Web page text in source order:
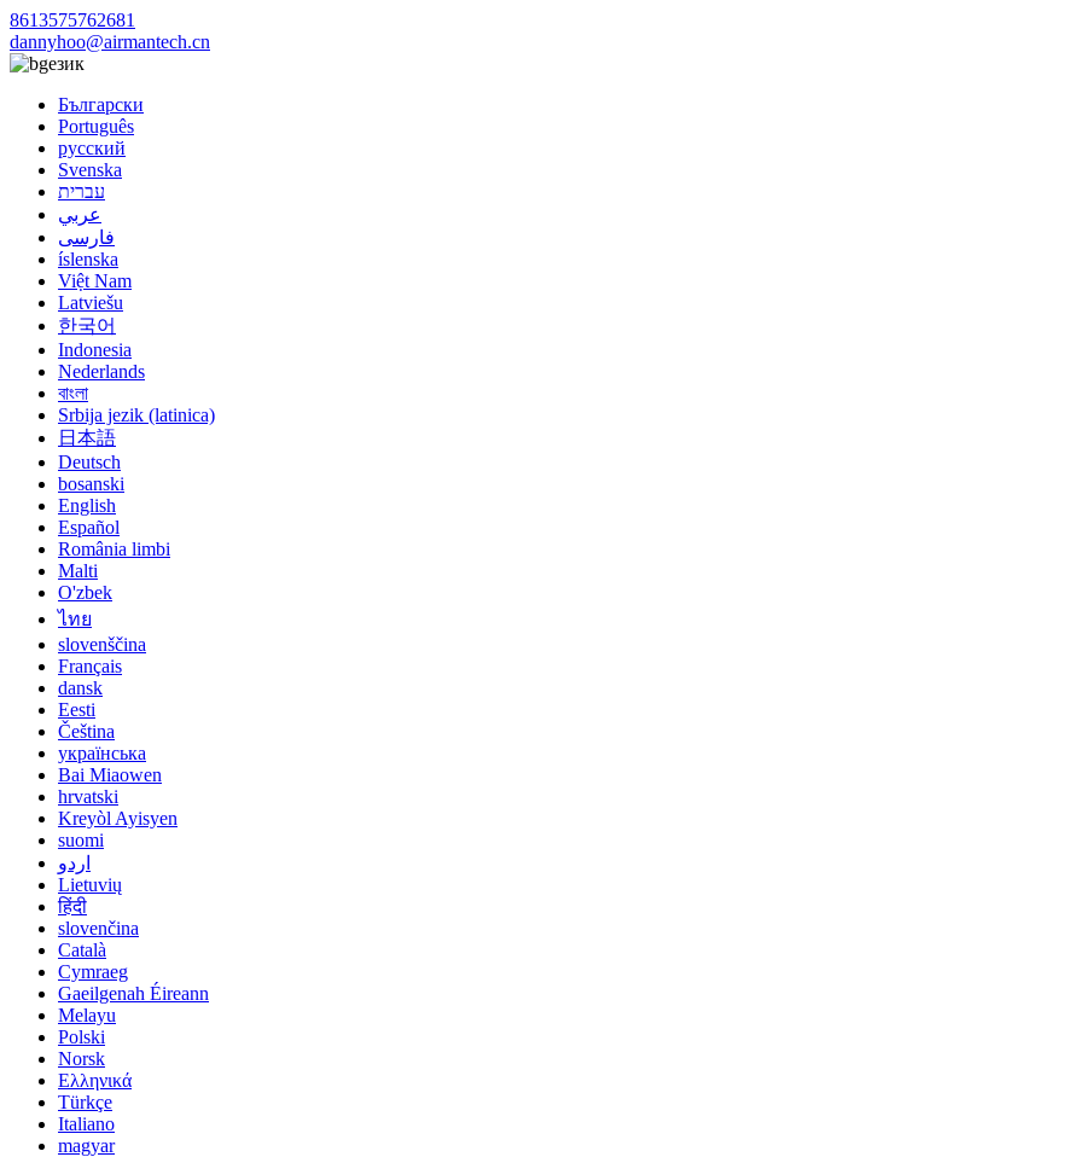
8613575762681
dannyhoo@airmantech.cn
език
Български
Português
русский
Svenska
עברית
عربي
فارسی
íslenska
Việt Nam
Latviešu
한국어
Indonesia
Nederlands
বাংলা
Srbija jezik (latinica)
日本語
Deutsch
bosanski
English
Español
România limbi
Malti
O'zbek
ไทย
slovenščina
Français
dansk
Eesti
Čeština
українська
Bai Miaowen
hrvatski
Kreyòl Ayisyen
suomi
اردو
Lietuvių
हिंदी
slovenčina
Català
Cymraeg
Gaeilgenah Éireann
Melayu
Polski
Norsk
Ελληνικά
Türkçe
Italiano
magyar